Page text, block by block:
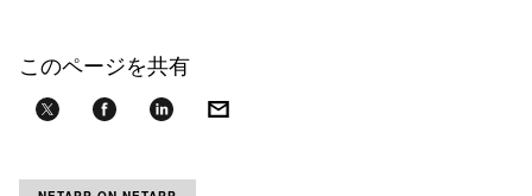
このページを共有